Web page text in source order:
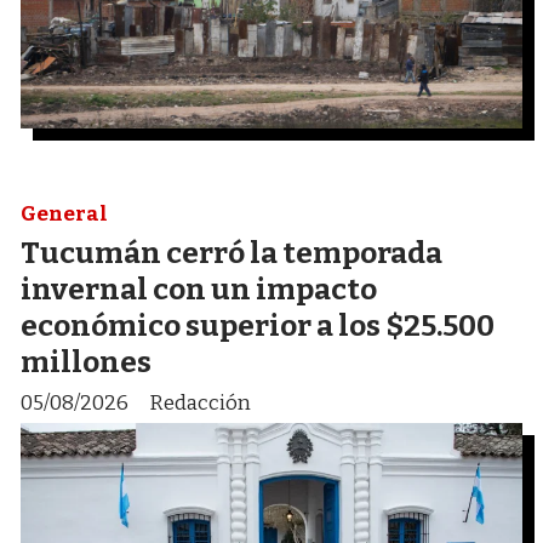
Tucumán cerró la temporada
invernal con un impacto
económico superior a los $25.500
millones
Redacción
General
05/08/2026